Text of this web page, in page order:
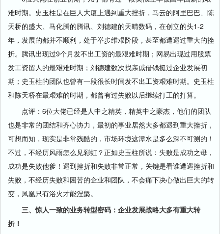
难时期。史玉柱是在巨人大厦上遇到重大挫折，马云的阿里巴巴、陈
天桥的盛大、马化腾的腾讯、刘德建的天晴数码，在创立的头1-2
年，发展的都并不顺利，处于举步维艰阶段，甚至都遭遇过重大的挫
折。腾讯出现过9个月发不出工资的最艰难时期；网易出现过用股票
发工资留人的最艰难时期；刘德建数次找亲戚借钱挺过企业发展初
期；史玉柱的团队也曾有一段很长时间发不出工资艰难时期。史玉柱
和陈天桥在最艰难的时期，都曾有过失败以后继续打工的打算。
点评：6位大佬已经是人中之精英，精英中之豪杰，他们的团队
也是非常的团结和齐心协力，最初的事业居然大多都遇到重大挫折，
可想而知，现实是非常残酷的，市场环境这潭水是多么深不可测的！
不过，不经历风雨怎么见彩虹？正如史玉柱所说：失败是成功之母，
成功是失败他爹！遇到挫折和失败非常正常，关键是看谁遭遇挫折和
失败，不经历失败和困苦的企业和团队，不会痛下决心做出巨大的转
变，凤凰只有浴火才能涅槃。
三、惊人一致的业务转型密码：企业发展战略大多有重大转
折！